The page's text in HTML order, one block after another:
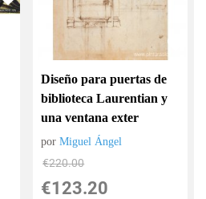
Diseño para puertas de
biblioteca Laurentian y
una ventana exter
porMiguel Ángel
€220.00
€123.20